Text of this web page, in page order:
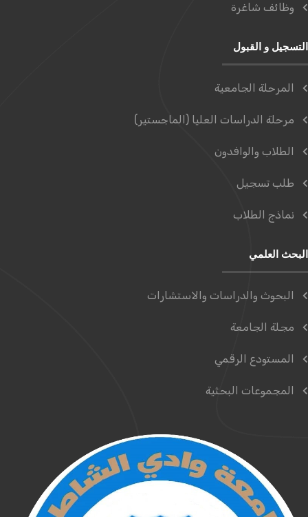
وظائف شاغرة
التسجيل و القبول
المرحلة الجامعية
مرحلة الدراسات العليا (الماجستير)
الطلاب والوافدون
طلب تسجيل
نماذج الطلاب
البحث العلمي
البحوث والدراسات والاستشارات
مجلة الجامعة
المستودع الرقمي
المجموعات البحثية